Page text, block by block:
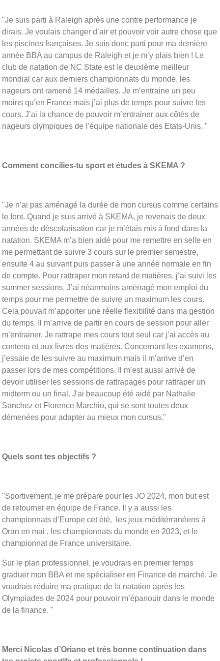
"Je suis parti à Raleigh après une contre performance je
dirais. Je voulais changer d’air et pouvoir voir autre chose que
les piscines françaises. Je suis donc parti pour ma dernière
année BBA au campus de Raleigh et je m’y plais bien ! Le
club de natation de NC State est le deuxième meilleur
mondial car aux derniers championnats du monde, les
nageurs ont ramené 14 médailles. Je m’entraine un peu
moins qu’en France mais j’ai plus de temps pour suivre les
cours. J’ai la chance de pouvoir m’entrainer aux côtés de
nageurs olympiques de l’équipe nationale des Etats-Unis. "
Comment concilies-tu sport et études à SKEMA ?
"Je n’ai pas aménagé la durée de mon cursus comme certains
le font. Quand je suis arrivé à SKEMA, je revenais de deux
années de déscolarisation car je m’étais mis à fond dans la
natation. SKEMA m’a bien aidé pour me remettre en selle en
me permettant de suivre 3 cours sur le premier semestre,
ensuite 4 au suivant puis passer à une année normale en fin
de compte. Pour rattraper mon retard de matières, j’ai suivi les
summer sessions. J’ai néanmoins aménagé mon emploi du
temps pour me permettre de suivre un maximum les cours.
Cela pouvait m’apporter une réelle flexibilité dans ma gestion
du temps. Il m’arrive de partir en cours de session pour aller
m’entrainer. Je rattrape mes cours tout seul car j’ai accès au
contenu et aux livres des matières. Concernant les examens,
j’essaie de les suivre au maximum mais il m’arrive d’en
passer lors de mes compétitions. Il m’est aussi arrivé de
devoir utiliser les sessions de rattrapages pour rattraper un
midterm ou un final. J'ai beaucoup été aidé par Nathalie
Sanchez et Florence Marchio, qui se sont toutes deux
démenées pour adapter au mieux mon cursus."
Quels sont tes objectifs ?
"Sportivement, je me prépare pour les JO 2024, mon but est
de retourner en équipe de France. Il y a aussi les
championnats d’Europe cet été, les jeux méditérranéens à
Oran en mai , les championnats du monde en 2023, et le
championnat de France universitaire.
Sur le plan professionnel, je voudrais en premier temps
graduer mon BBA et me spécialiser en Finance de marché. Je
voudrais réduire ma pratique de la natation après les
Olympiades de 2024 pour pouvoir m’épanouir dans le monde
de la finance. "
Merci Nicolas d’Oriano et très bonne continuation dans